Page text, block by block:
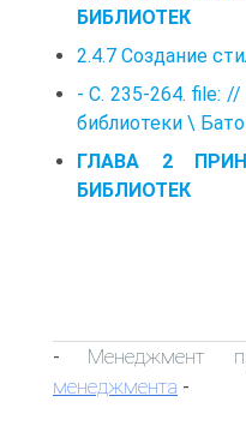
БИБЛИОТЕК
2.4.7 Создание
- С. 235-264. file: //
библиотеки \
ГЛАВА 2
БИБЛИОТЕК
- Менеджмент
менеджмента -